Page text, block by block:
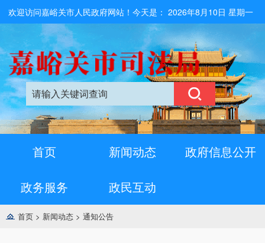
欢迎访问嘉峪关市人民政府网站！今天是：2026年8月10日 星期一
首页 新闻动态 政府信息公开
政务服务 政民互动
首页 > 新闻动态 > 通知公告